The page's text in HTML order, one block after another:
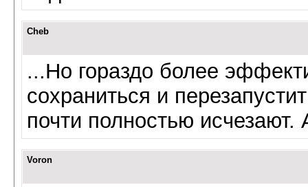
Cheb
...Но гораздо более
сохраниться и
почти полностью исчезают.
Voron